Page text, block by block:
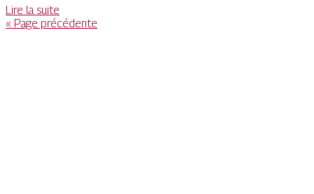
Lire la suite
« Page précédente